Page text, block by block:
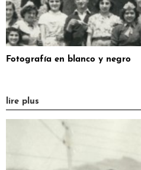
Fotografía en blanco y negro
lire plus